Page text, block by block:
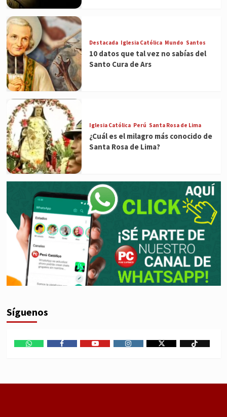
Destacada Iglesia Católica Mundo Santos
10 datos que tal vez no sabías del
Santo Cura de Ars
Iglesia Católica Perú Santa Rosa de Lima
¿Cuál es el milagro más conocido de
Santa Rosa de Lima?
Síguenos